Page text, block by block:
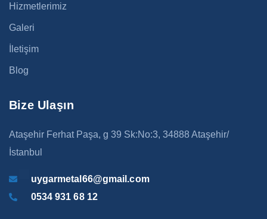
Hizmetlerimiz
Galeri
İletişim
Blog
Bize Ulaşın
Ataşehir Ferhat Paşa, g 39 Sk:No:3, 34888 Ataşehir/
İstanbul
uygarmetal66@gmail.com
0534 931 68 12